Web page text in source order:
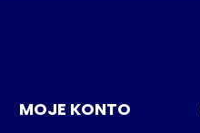
MOJE KONTO